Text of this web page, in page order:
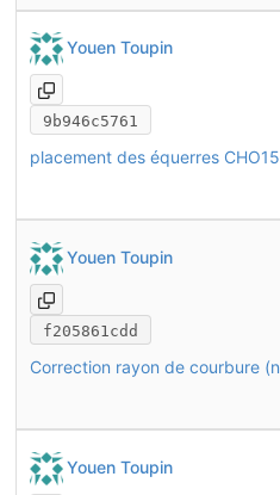
Youen Toupin
9b946c5761
placement des équerres CHO15
Youen Toupin
f205861cdd
Youen Toupin